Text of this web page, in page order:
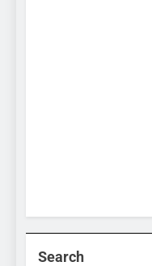
Search